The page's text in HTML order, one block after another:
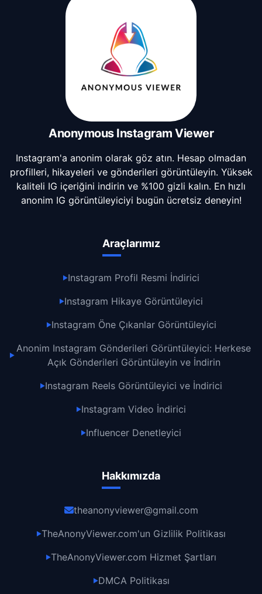
Anonymous Instagram Viewer
Instagram'a anonim olarak göz atın. Hesap olmadan
profilleri, hikayeleri ve gönderileri görüntüleyin. Yüksek
kaliteli IG içeriğini indirin ve %100 gizli kalın. En hızlı
anonim IG görüntüleyiciyi bugün ücretsiz deneyin!
Araçlarımız
▶Instagram Profil Resmi İndirici
▶Instagram Hikaye Görüntüleyici
▶Instagram Öne Çıkanlar Görüntüleyici
▶
Anonim Instagram Gönderileri Görüntüleyici: Herkese
Açık Gönderileri Görüntüleyin ve İndirin
▶Instagram Reels Görüntüleyici ve İndirici
▶Instagram Video İndirici
▶Influencer Denetleyici
Hakkımızda
theanonyviewer@gmail.com
▶TheAnonyViewer.com'un Gizlilik Politikası
▶TheAnonyViewer.com Hizmet Şartları
▶DMCA Politikası